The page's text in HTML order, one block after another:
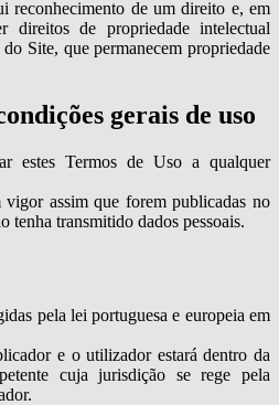
reconhecimento de um direito e, em
direitos de propriedade intelectual
Site, que permanecem propriedade
gerais de uso
estes Termos de Uso a qualquer
assim que forem publicadas no
tenha transmitido dados pessoais.
pela lei portuguesa e europeia em
e o utilizador estará dentro da
cuja jurisdição se rege pela